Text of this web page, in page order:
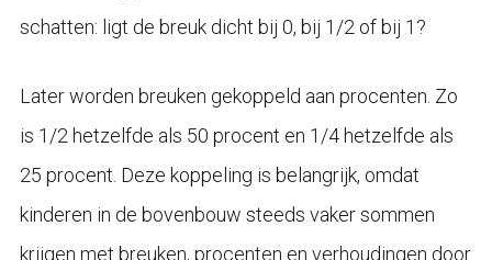
schatten: ligt de breuk dicht bij 0, bij 1/2 of bij 1?
Later worden breuken gekoppeld aan procenten. Zo
is 1/2 hetzelfde als 50 procent en 1/4 hetzelfde als
25 procent. Deze koppeling is belangrijk, omdat
kinderen in de bovenbouw steeds vaker sommen
krijgen met breuken, procenten en verhoudingen door